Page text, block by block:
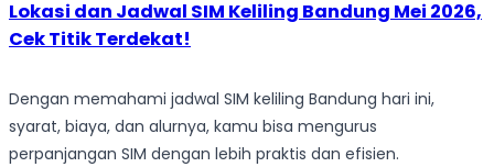
Lokasi dan Jadwal SIM Keliling Bandung Mei 2026,
Cek Titik Terdekat!
Dengan memahami jadwal SIM keliling Bandung hari ini,
syarat, biaya, dan alurnya, kamu bisa mengurus
perpanjangan SIM dengan lebih praktis dan efisien.